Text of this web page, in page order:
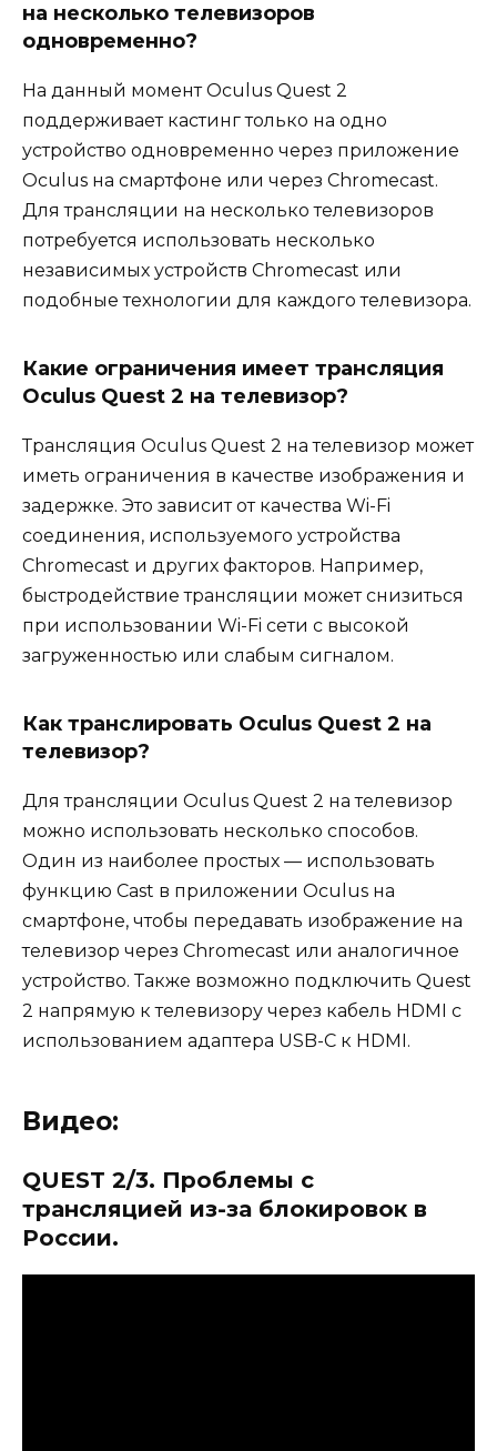
на несколько телевизоров
одновременно?
На данный момент Oculus Quest 2
поддерживает кастинг только на одно
устройство одновременно через приложение
Oculus на смартфоне или через Chromecast.
Для трансляции на несколько телевизоров
потребуется использовать несколько
независимых устройств Chromecast или
подобные технологии для каждого телевизора.
Какие ограничения имеет трансляция
Oculus Quest 2 на телевизор?
Трансляция Oculus Quest 2 на телевизор может
иметь ограничения в качестве изображения и
задержке. Это зависит от качества Wi-Fi
соединения, используемого устройства
Chromecast и других факторов. Например,
быстродействие трансляции может снизиться
при использовании Wi-Fi сети с высокой
загруженностью или слабым сигналом.
Как транслировать Oculus Quest 2 на
телевизор?
Для трансляции Oculus Quest 2 на телевизор
можно использовать несколько способов.
Один из наиболее простых — использовать
функцию Cast в приложении Oculus на
смартфоне, чтобы передавать изображение на
телевизор через Chromecast или аналогичное
устройство. Также возможно подключить Quest
2 напрямую к телевизору через кабель HDMI с
использованием адаптера USB-C к HDMI.
Видео:
QUEST 2/3. Проблемы с
трансляцией из-за блокировок в
России.